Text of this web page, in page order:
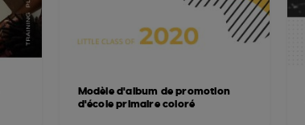
Modèle d'album de promotion
d'école primaire coloré